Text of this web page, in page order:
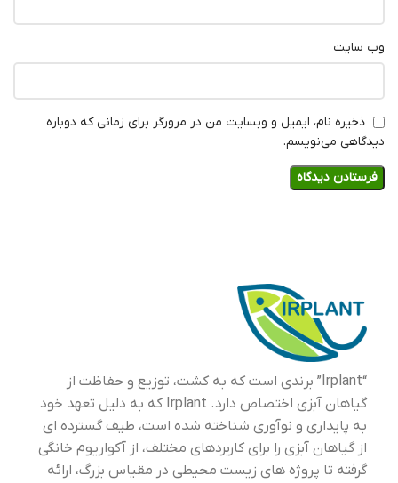
وب‌ سایت
ذخیره نام، ایمیل و وبسایت من در مرورگر برای زمانی که دوباره
دیدگاهی می‌نویسم.
“Irplant” برندی است که به کشت، توزیع و حفاظت از
گیاهان آبزی اختصاص دارد. Irplant که به دلیل تعهد خود
به پایداری و نوآوری شناخته شده است، طیف گسترده ای
از گیاهان آبزی را برای کاربردهای مختلف، از آکواریوم خانگی
گرفته تا پروژه های زیست محیطی در مقیاس بزرگ، ارائه